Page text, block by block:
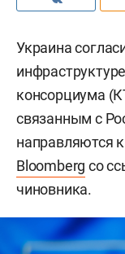
Украина
консорциума
связанным с
направляются
Bloomberg со
чиновника.